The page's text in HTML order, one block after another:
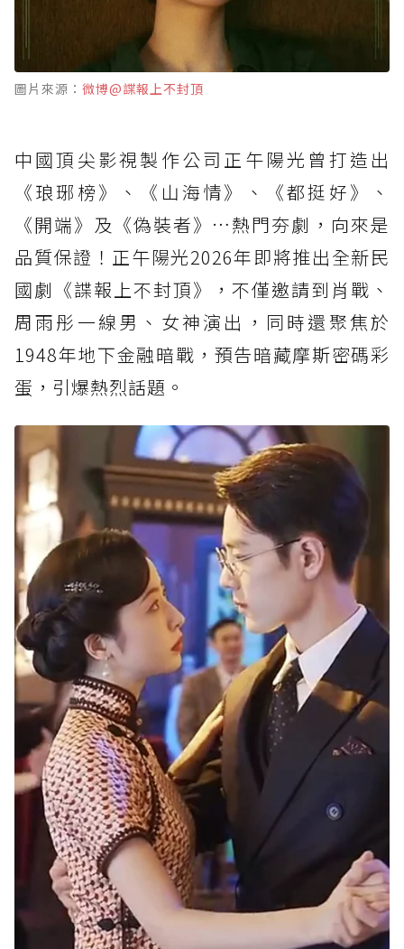
圖片來源： 微博@諜報上不封頂
中國頂尖影視製作公司正午陽光曾打造出
《琅琊榜》、《山海情》、《都挺好》、
《開端》及《偽裝者》…熱門夯劇，向來是
品質保證！正午陽光2026年即將推出全新民
國劇《諜報上不封頂》，不僅邀請到肖戰、
周雨彤一線男、女神演出，同時還聚焦於
1948年地下金融暗戰，預告暗藏摩斯密碼彩
蛋，引爆熱烈話題。